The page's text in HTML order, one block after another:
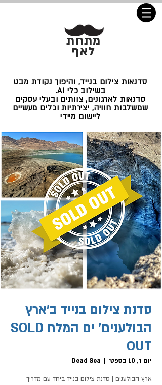
מתחת
לאף
סדנאות צילום בנייד, והיפוך נקודת מבט
בשילוב כלי AI.
סדנאות לארגונים, צוותים ובעלי עסקים
שמשלבות חוויה, יצירתיות וכלים מעשיים
ליישום מיידי
סדנת צילום בנייד ב׳ארץ
הבולענים׳ ים המלח SOLD
OUT
יום ו׳, 10 בספט׳
  |
Dead Sea
ארץ הבולענים | סדנת צילום בנייד ביחד עם מדריך